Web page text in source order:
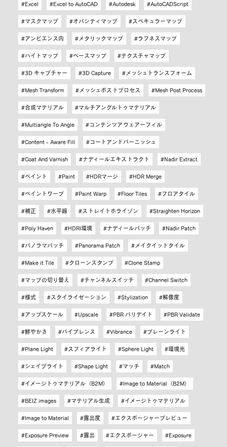
Excel Excel to AutoCAD Autodesk AutoCADScript
マスクマップ オパシティマップ スペキュラーマップ
アンビエンス内 メタリックマップ ラフネスマップ
ハイトマップ ベースマップ テクスチャマップ
3D キャプチャー 3D Capture メッシュトランスフォーム
Mesh Transform メッシュポストプロセス Mesh Post Process
合成マテリアル マルチアングルトゥマテリアル
Multiangle To Angle コンテンツアウェアーフィル
Content - Aware Fill コートアンドバーニッシュ
Coat And Varnish ナディールエキストラクト Nadir Extract
ペイント Paint HDRマージ HDR Merge
ペイントワープ Paint Warp Floor Tiles フロアタイル
補正 水平線 ストレイトホライゾン Straighten Horizon
Poly Haven HDRI環境 ナディールパッチ Nadir Patch
パノラマパッチ Panorama Patch メイクイットタイル
Make it Tile クローンスタンプ Clone Stamp
マップの切り替え チャンネルスイッチ Channel Switch
様式 スタイライゼーション Stylization 解像度
アップスケール Upscale PBR バリデイト PBR Validate
鮮やかさ バイブレンス Vibrance プレーンライト
Plane Light スフィアライト Sphere Light 環境光
シェイプライト Shape Light マッチ Match
イメージトゥマテリアル（B2M） Image to Material（B2M）
BEIZ images マテリアル生成 イメージトゥマテリアル
Image to Material 露出度 エクスポージャープレビュー
Exposure Preview 露出 エクスポージャー Exposure